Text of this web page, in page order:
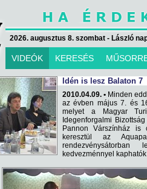
2026. augusztus 8. szombat - László
VIDEÓK KERESÉS
Idén is lesz Balaton 7
2010.04.09. • Minden
az évben május 7. és
melyet a Magyar
Idegenforgalmi
Pannon Várszínház is
keresztül az
kedvezménnyel